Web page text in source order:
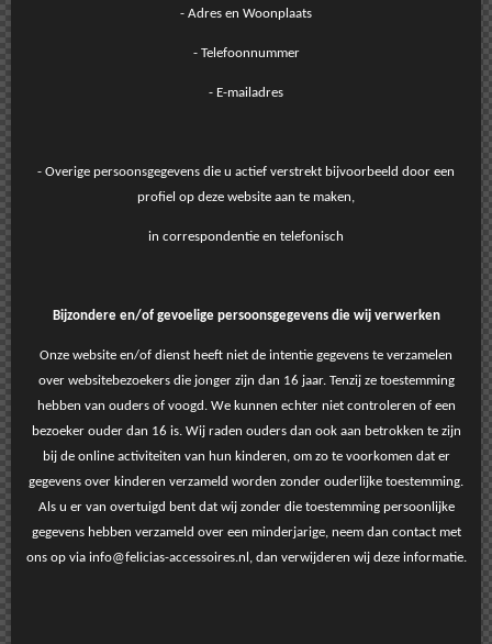
- Adres en Woonplaats
- Telefoonnummer
- E-mailadres
- Overige persoonsgegevens die u actief verstrekt bijvoorbeeld door een
profiel op deze website aan te maken,
in correspondentie en telefonisch
Bijzondere en/of gevoelige persoonsgegevens die wij verwerken
Onze website en/of dienst heeft niet de intentie gegevens te verzamelen
over websitebezoekers die jonger zijn dan 16 jaar. Tenzij ze toestemming
hebben van ouders of voogd. We kunnen echter niet controleren of een
bezoeker ouder dan 16 is. Wij raden ouders dan ook aan betrokken te zijn
bij de online activiteiten van hun kinderen, om zo te voorkomen dat er
gegevens over kinderen verzameld worden zonder ouderlijke toestemming.
Als u er van overtuigd bent dat wij zonder die toestemming persoonlijke
gegevens hebben verzameld over een minderjarige, neem dan contact met
ons op via info@felicias-accessoires.nl, dan verwijderen wij deze informatie.